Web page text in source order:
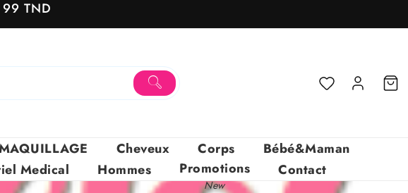
TND
Cheveux Corps
Bébé&Maman
Medical Hommes Promotions
New
Contact